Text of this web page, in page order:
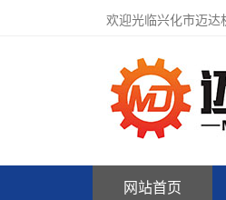
欢迎光临兴化市迈达
网站首页